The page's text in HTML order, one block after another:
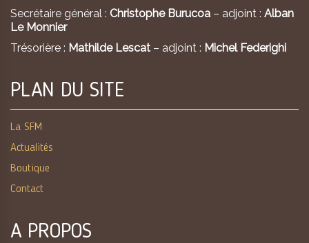
Secrétaire général : Christophe Burucoa – adjoint : Alban
Le Monnier
Trésorière : Mathilde Lescat – adjoint : Michel Federighi
PLAN DU SITE
La SFM
Actualités
Boutique
Contact
A PROPOS